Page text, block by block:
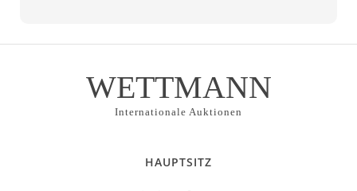
WETTMANN
Internationale Auktionen
HAUPTSITZ